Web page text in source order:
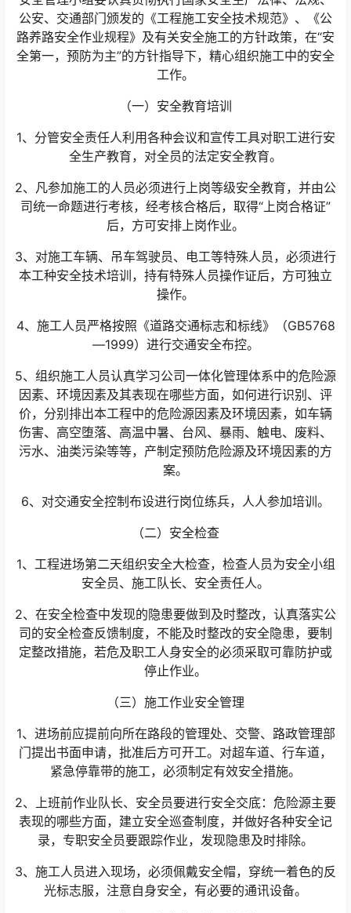
公安、交通部门颁发的《工程施工安全技术规范》、《公
路养路安全作业规程》及有关安全施工的方针政策，在“安
全第一，预防为主”的方针指导下，精心组织施工中的安全
工作。
（一）安全教育培训
1、分管安全责任人利用各种会议和宣传工具对职工进行安
全生产教育，对全员的法定安全教育。
2、凡参加施工的人员必须进行上岗等级安全教育，并由公
司统一命题进行考核，经考核合格后，取得“上岗合格证”
后，方可安排上岗作业。
3、对施工车辆、吊车驾驶员、电工等特殊人员，必须进行
本工种安全技术培训，持有特殊人员操作证后，方可独立
操作。
4、施工人员严格按照《道路交通标志和标线》（GB5768
—1999）进行交通安全布控。
5、组织施工人员认真学习公司一体化管理体系中的危险源
因素、环境因素及其表现在哪些方面，如何进行识别、评
价，分别排出本工程中的危险源因素及环境因素，如车辆
伤害、高空堕落、高温中暑、台风、暴雨、触电、废料、
污水、油类污染等等，产制定预防危险源及环境因素的方
案。
6、对交通安全控制布设进行岗位练兵，人人参加培训。
（二）安全检查
1、工程进场第二天组织安全大检查，检查人员为安全小组
安全员、施工队长、安全责任人。
2、在安全检查中发现的隐患要做到及时整改，认真落实公
司的安全检查反馈制度，不能及时整改的安全隐患，要制
定整改措施，若危及职工人身安全的必须采取可靠防护或
停止作业。
（三）施工作业安全管理
1、进场前应提前向所在路段的管理处、交警、路政管理部
门提出书面申请，批准后方可开工。对超车道、行车道，
紧急停靠带的施工，必须制定有效安全措施。
2、上班前作业队长、安全员要进行安全交底：危险源主要
表现的哪些方面，建立安全巡查制度，并做好各种安全记
录，专职安全员要跟踪作业，发现隐患及时排除。
3、施工人员进入现场，必须佩戴安全帽，穿统一着色的反
光标志服，注意自身安全，有必要的通讯设备。